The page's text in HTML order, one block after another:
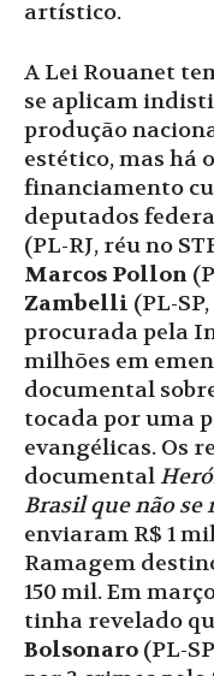
artístico.
A Lei Rouanet
se aplicam
produção
estético, mas há
financiamento
deputados
(PL-RJ, réu no
Marcos Pollon
Zambelli (PL-
procurada pela
milhões em
documental
tocada por uma
evangélicas. Os
documental
Brasil que não se
enviaram R$ 1
Ramagem
150 mil. Em
tinha revelado
Bolsonaro (PL-